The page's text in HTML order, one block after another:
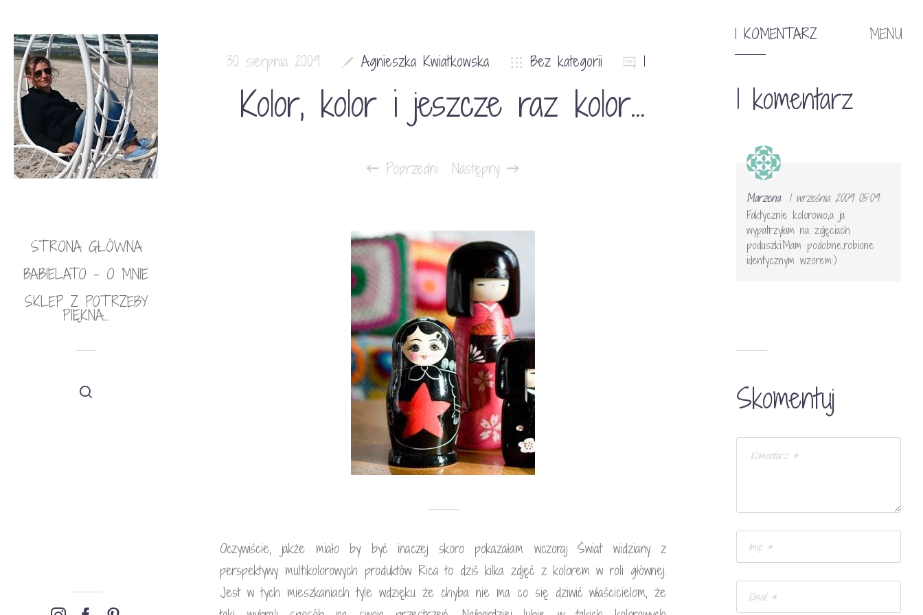
STRONA GŁÓWNA
BABIELATO – O MNIE
SKLEP Z POTRZEBY
PIĘKNA…
30 sierpnia 2009 Agnieszka Kwiatkowska Bez kategorii 1
Kolor, kolor i jeszcze raz kolor…
Poprzedni Następny
Oczywiście, jakże miało by być inaczej skoro pokazałam wczoraj Świat widziany z
perspektywy multikolorowych produktów Rica to dziś kilka zdjęć z kolorem w roli głównej.
Jest w tych mieszkaniach tyle wdzięku że chyba nie ma co się dziwić właścicielom, że
1 KOMENTARZ MENU
1 komentarz
Marzena
1 września 2009 05:09
Faktycznie kolorowo,a ja
wypatrzyłam na zdjęciach
poduszki.Mam podobne,robione
identycznym wzorem:)
Skomentuj